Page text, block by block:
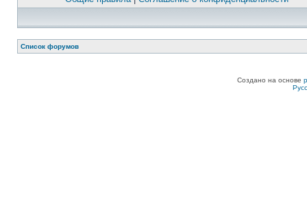
Список форумов
Создано на основе